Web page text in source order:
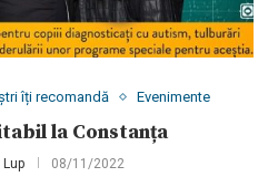
îți recomandă Evenimente
la Constanța
08/11/2022